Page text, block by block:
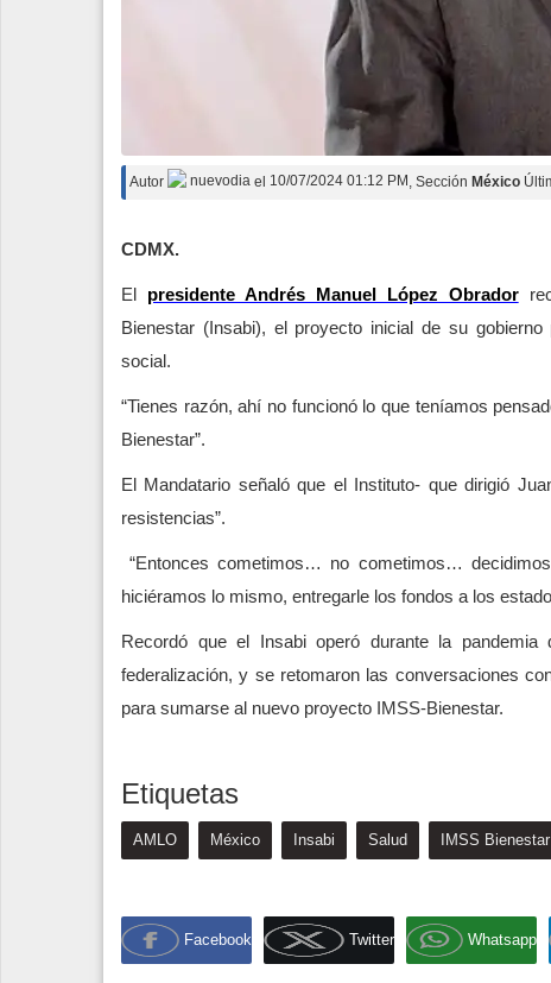
Autor nuevodia el 10/07/2024 01:12 PM , Sección México
CDMX.
El presidente Andrés Manuel López Obrador
Bienestar (Insabi), el proyecto inicial de su
social.
“Tienes razón, ahí no funcionó lo que teníamos
Bienestar”.
El Mandatario señaló que el Instituto- que dirigió
resistencias”.
“Entonces cometimos… no cometimos…
hiciéramos lo mismo, entregarle los fondos a los
Recordó que el Insabi operó durante la
federalización, y se retomaron las conversaciones
para sumarse al nuevo proyecto IMSS-Bienestar.
Etiquetas
AMLO México Insabi Salud IMSS Bienestar
Facebook Twitter Whatsapp